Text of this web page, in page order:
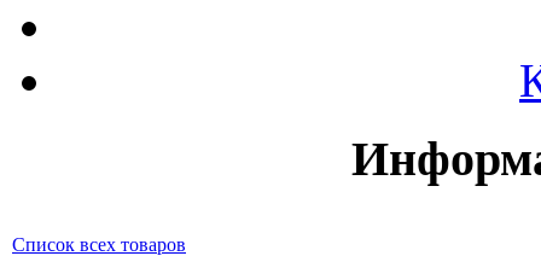
Список всех товаров